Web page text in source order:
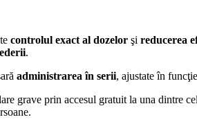
controlul exact al dozelor şi reducerea
.
administrarea în serii, ajustate în
grave prin accesul gratuit la una dintre